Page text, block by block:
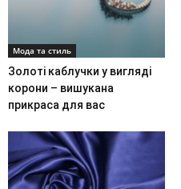
Мода та стиль
Золоті каблучки у вигляді
корони – вишукана
прикраса для вас